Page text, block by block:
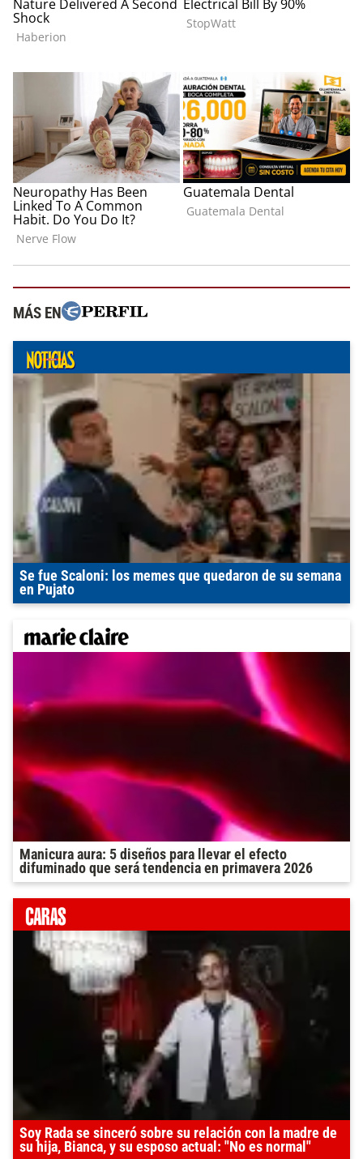
MÁS EN
Se fue Scaloni: los memes que quedaron de su semana
en Pujato
Manicura aura: 5 diseños para llevar el efecto
difuminado que será tendencia en primavera 2026
Soy Rada se sinceró sobre su relación con la madre de
su hija, Bianca, y su esposo actual: "No es normal"